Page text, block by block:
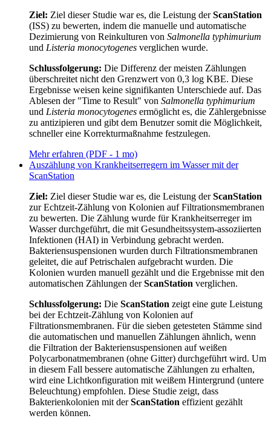
Ziel: Ziel dieser Studie war es, die Leistung derScanStation
(ISS) zu bewerten, indem die manuelle und automatische
Dezimierung von Reinkulturen von Salmonella typhimurium
und Listeria monocytogenes verglichen wurde.
Schlussfolgerung: Die Differenz der meisten Zählungen
überschreitet nicht den Grenzwert von 0,3 log KBE. Diese
Ergebnisse weisen keine signifikanten Unterschiede auf. Das
Ablesen der "Time to Result" von Salmonella typhimurium
und Listeria monocytogenes ermöglicht es, die Zählergebnisse
zu antizipieren und gibt dem Benutzer somit die Möglichkeit,
schneller eine Korrekturmaßnahme festzulegen.
Mehr erfahren (PDF - 1 mo)
Auszählung von Krankheitserregern im Wasser mit der
ScanStation
Ziel: Ziel dieser Studie war es, die Leistung derScanStation
zur Echtzeit-Zählung von Kolonien auf Filtrationsmembranen
zu bewerten. Die Zählung wurde für Krankheitserreger im
Wasser durchgeführt, die mit Gesundheitssystem-assoziierten
Infektionen (HAI) in Verbindung gebracht werden.
Bakteriensuspensionen wurden durch Filtrationsmembranen
geleitet, die auf Petrischalen aufgebracht wurden. Die
Kolonien wurden manuell gezählt und die Ergebnisse mit den
automatischen Zählungen derScanStation verglichen.
Schlussfolgerung: Die ScanStation zeigt eine gute Leistung
bei der Echtzeit-Zählung von Kolonien auf
Filtrationsmembranen. Für die sieben getesteten Stämme sind
die automatischen und manuellen Zählungen ähnlich, wenn
die Filtration der Bakteriensuspensionen auf weißen
Polycarbonatmembranen (ohne Gitter) durchgeführt wird. Um
in diesem Fall bessere automatische Zählungen zu erhalten,
wird eine Lichtkonfiguration mit weißem Hintergrund (untere
Beleuchtung) empfohlen. Diese Studie zeigt, dass
Bakterienkolonien mit derScanStation effizient gezählt
werden können.